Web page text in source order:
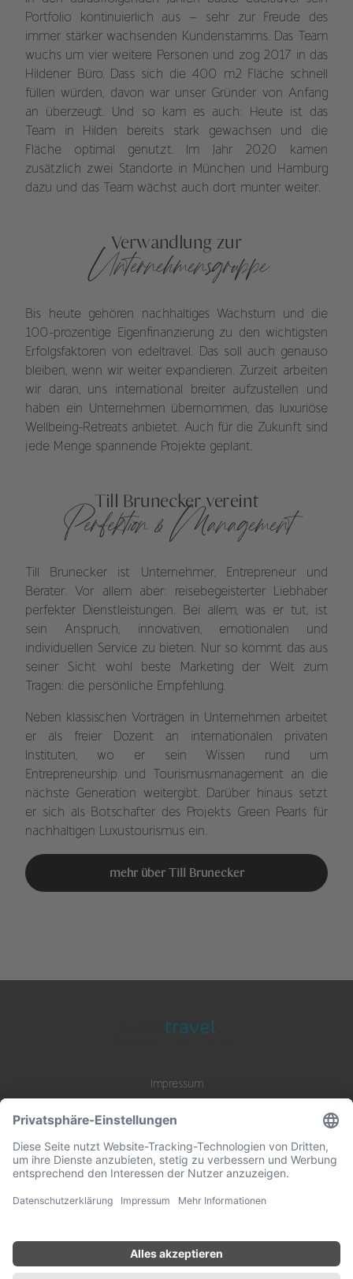
Portfolio kontinuierlich aus – sehr zur Freude des
immer stärker wachsenden Kundenstamms. Das Team
wuchs um vier weitere Personen und zog 2017 in das
Hildener Büro. Dass sich die 400 m2 Fläche schnell
füllen würden, davon war unser Gründer von Anfang
an überzeugt. Und so kam es auch: Heute ist das
Team in Hilden bereits stark gewachsen und die
Fläche optimal genutzt. Im Jahr 2020 kamen
zusätzlich zwei Standorte in München und Hamburg
dazu und das Team wächst auch dort munter weiter.
Verwandlung zur
Unternehmensgruppe
Bis heute gehören nachhaltiges Wachstum und die
100-prozentige Eigenfinanzierung zu den wichtigsten
Erfolgsfaktoren von edeltravel. Das soll auch genauso
bleiben, wenn wir weiter expandieren. Zurzeit arbeiten
wir daran, uns international breiter aufzustellen und
haben ein Unternehmen übernommen, das luxuriöse
Wellbeing-Retreats anbietet. Auch für die Zukunft sind
jede Menge spannende Projekte geplant.
Till Brunecker vereint
Perfektion & Management
Till Brunecker ist Unternehmer, Entrepreneur und
Berater. Vor allem aber: reisebegeisterter Liebhaber
perfekter Dienstleistungen. Bei allem, was er tut, ist
sein Anspruch, innovativen, emotionalen und
individuellen Service zu bieten. Nur so kommt das aus
seiner Sicht wohl beste Marketing der Welt zum
Tragen: die persönliche Empfehlung.
Neben klassischen Vorträgen in Unternehmen arbeitet
er als freier Dozent an internationalen privaten
Instituten, wo er sein Wissen rund um
Entrepreneurship und Tourismusmanagement an die
nächste Generation weitergibt. Darüber hinaus setzt
er sich als Botschafter des Projekts Green Pearls für
nachhaltigen Luxustourismus ein.
mehr über Till Brunecker
Impressum
B2B Zusammenarbeit